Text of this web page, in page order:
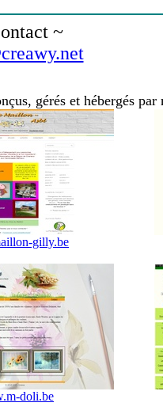
~
gérés et hébergés par
gilly.be
doli.be